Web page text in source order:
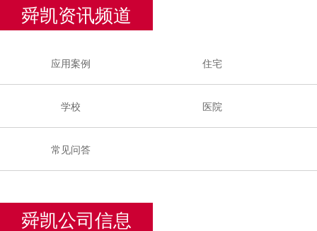
舜凯资讯频道
应用案例 住宅
学校 医院
常见问答
舜凯公司信息